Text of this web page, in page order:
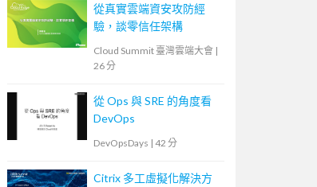
從真實雲端資安攻防經
驗，談零信任架構
Cloud Summit 臺灣雲端大會 |
26 分
從 Ops 與 SRE 的角度看
DevOps
DevOpsDays | 42 分
Citrix 多工虛擬化解決方